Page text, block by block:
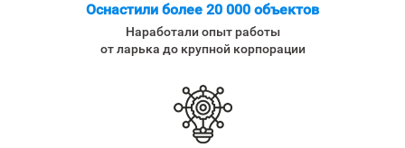
Оснастили более 20 000 объектов
Наработали опыт работы
от ларька до крупной корпорации